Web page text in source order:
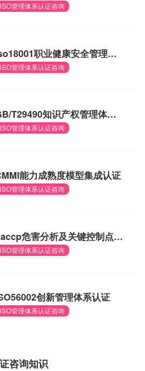
ISO管理体系认证咨询
职业健康安全管理体
认证
ISO管理体系认证咨询
T29490知识产权管理体系
证
ISO管理体系认证咨询
能力成熟度模型集成认证
ISO管理体系认证咨询
危害分析及关键控制点体
认证
ISO管理体系认证咨询
创新管理体系认证
ISO管理体系认证咨询
咨询知识